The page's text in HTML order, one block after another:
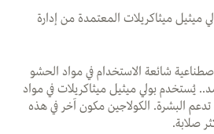
ميثيل ميثاكريلات المعتمدة من إدارة
شائعة الاستخدام في مواد الحشو
يُستخدم بولي ميثيل ميثاكريلات في مواد
البشرة. الكولاجين مكون آخر في هذه
صلابة.